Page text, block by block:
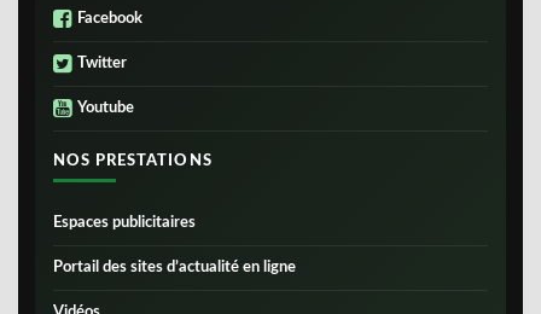
Facebook
Twitter
Youtube
NOS PRESTATIONS
Espaces publicitaires
Portail des sites d’actualité en ligne